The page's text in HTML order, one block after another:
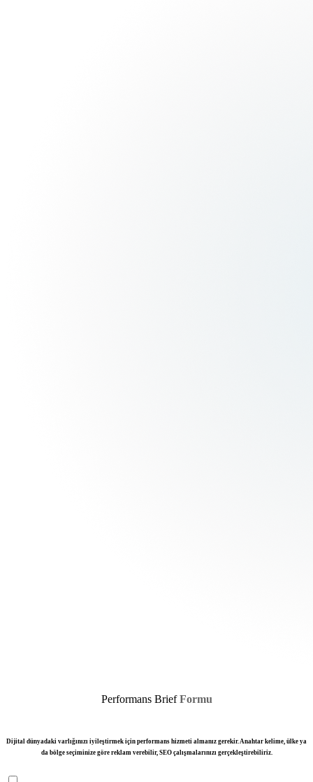
Performans Brief Formu
Dijital dünyadaki varlığınızı iyileştirmek için performans hizmeti almanız gerekir. Anahtar kelime, ülke ya
da bölge seçiminize göre reklam verebilir, SEO çalışmalarınızı gerçekleştirebiliriz.